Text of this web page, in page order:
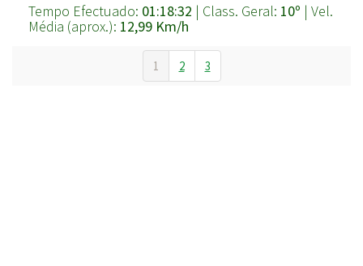
Tempo Efectuado: 01:18:32 | Class. Geral: 10º | Vel.
Média (aprox.): 12,99 Km/h
1 2 3